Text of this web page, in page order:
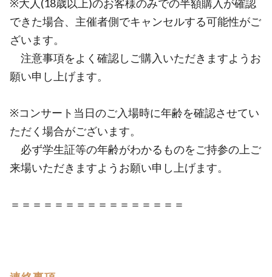
※大人(18歳以上)のお客様のみでの半額購入が確認
できた場合、主催者側でキャンセルする可能性がご
ざいます。
注意事項をよく確認しご購入いただきますようお
願い申し上げます。
※コンサート当日のご入場時に年齢を確認させてい
ただく場合がございます。
必ず学生証等の年齢がわかるものをご持参の上ご
来場いただきますようお願い申し上げます。
＝＝＝＝＝＝＝＝＝＝＝＝＝＝＝＝